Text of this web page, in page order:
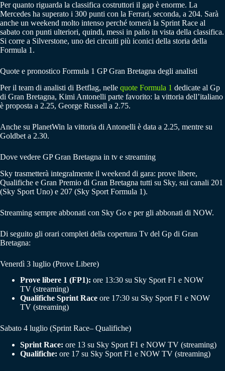
Per quanto riguarda la classifica costruttori il gap è enorme. La
Mercedes ha superato i 300 punti con la Ferrari, seconda, a 204. Sarà
anche un weekend molto intenso perché tornerà la Sprint Race al
sabato con punti ulteriori, quindi, messi in palio in vista della classifica.
Si corre a Silverstone, uno dei circuiti più iconici della storia della
Formula 1.
Quote e pronostico Formula 1 GP Gran Bretagna degli analisti
Per il team di analisti di Betflag, nelle quote Formula 1 dedicate al Gp
di Gran Bretagna, Kimi Antonelli parte favorito: la vittoria dell’italiano
è proposta a 2.25, George Russell a 2.75.
Anche su PlanetWin la vittoria di Antonelli è data a 2.25, mentre su
Goldbet a 2.30.
Dove vedere GP Gran Bretagna in tv e streaming
Sky trasmetterà integralmente il weekend di gara: prove libere,
Qualifiche e Gran Premio di Gran Bretagna tutti su Sky, sui canali 201
(Sky Sport Uno) e 207 (Sky Sport Formula 1).
Streaming sempre abbonati con Sky Go e per gli abbonati di NOW.
Di seguito gli orari completi della copertura Tv del Gp di Gran
Bretagna:
Venerdì 3 luglio (Prove Libere)
Prove libere 1 (FP1): ore 13:30 su Sky Sport F1 e NOW
TV (streaming)
Qualifiche Sprint Race ore 17:30 su Sky Sport F1 e NOW
TV (streaming)
Sabato 4 luglio (Sprint Race– Qualifiche)
Sprint Race: ore 13 su Sky Sport F1 e NOW TV (streaming)
Qualifiche: ore 17 su Sky Sport F1 e NOW TV (streaming)